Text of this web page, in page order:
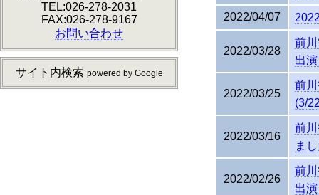
2022/04/07
2022/03/28
前
出
2022/03/25
前
(3/
2022/03/16
前
ま
2022/02/26
前
出
TEL:026-278-2031
FAX:026-278-9167
お問い合わせ
サイト内検索 powered by Google